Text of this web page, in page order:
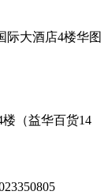
际大酒店4楼华图
（益华百货14